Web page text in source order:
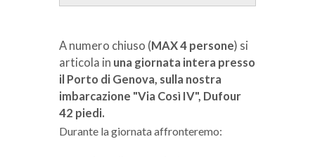
A numero chiuso (MAX 4 persone) si
articola in una giornata intera presso
il Porto di Genova, sulla nostra
imbarcazione "Via Così IV", Dufour
42 piedi.
Durante la giornata affronteremo: